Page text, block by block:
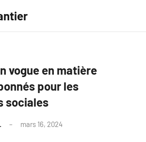
vogue en matière
pour les
sociales
mars 16, 2024